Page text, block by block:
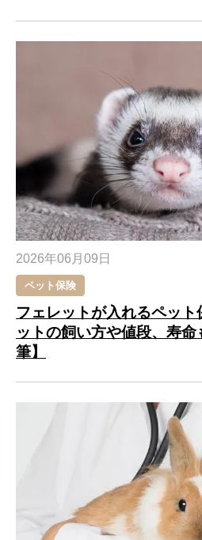
2026年06月09日
ペット保険
フェレットが入れるペッ
ットの飼い方や値段、寿
筆】